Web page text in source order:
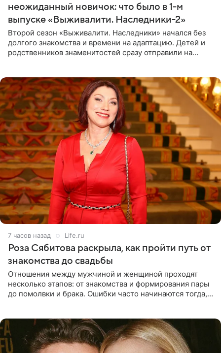
неожиданный новичок: что было в 1-м
выпуске «Выживалити. Наследники-2»
Второй сезон «Выживалити. Наследники» начался без
долгого знакомства и времени на адаптацию. Детей и
родственников знаменитостей сразу отправили на
7 часов назад Life.ru
Роза Сябитова раскрыла, как пройти путь от
знакомства до свадьбы
Отношения между мужчиной и женщиной проходят
несколько этапов: от знакомства и формирования пары
до помолвки и брака. Ошибки часто начинаются тогда,